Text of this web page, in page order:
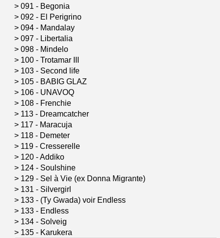
> 091 - Begonia
> 092 - El Perigrino
> 094 - Mandalay
> 097 - Libertalia
> 098 - Mindelo
> 100 - Trotamar III
> 103 - Second life
> 105 - BABIG GLAZ
> 106 - UNAVOQ
> 108 - Frenchie
> 113 - Dreamcatcher
> 117 - Maracuja
> 118 - Demeter
> 119 - Cresserelle
> 120 - Addiko
> 124 - Soulshine
> 129 - Sel à Vie (ex Donna Migrante)
> 131 - Silvergirl
> 133 - (Ty Gwada) voir Endless
> 133 - Endless
> 134 - Solveig
> 135 - Karukera